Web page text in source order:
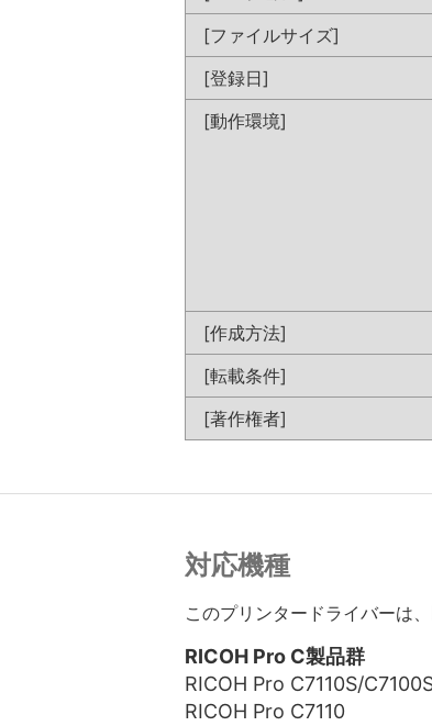
[ファイルサイズ]
[登録日]
[動作環境]
[作成方法]
[転載条件]
[著作権者]
対応機種
このプリンタードライバーは
RICOH Pro C製品群
RICOH Pro C7110S/
RICOH Pro C7110